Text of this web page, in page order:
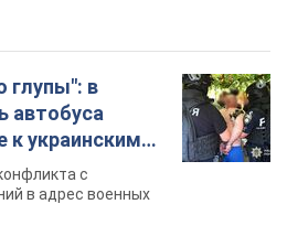
глупы": в
автобуса
к украинским
за это.
с
в адрес военных